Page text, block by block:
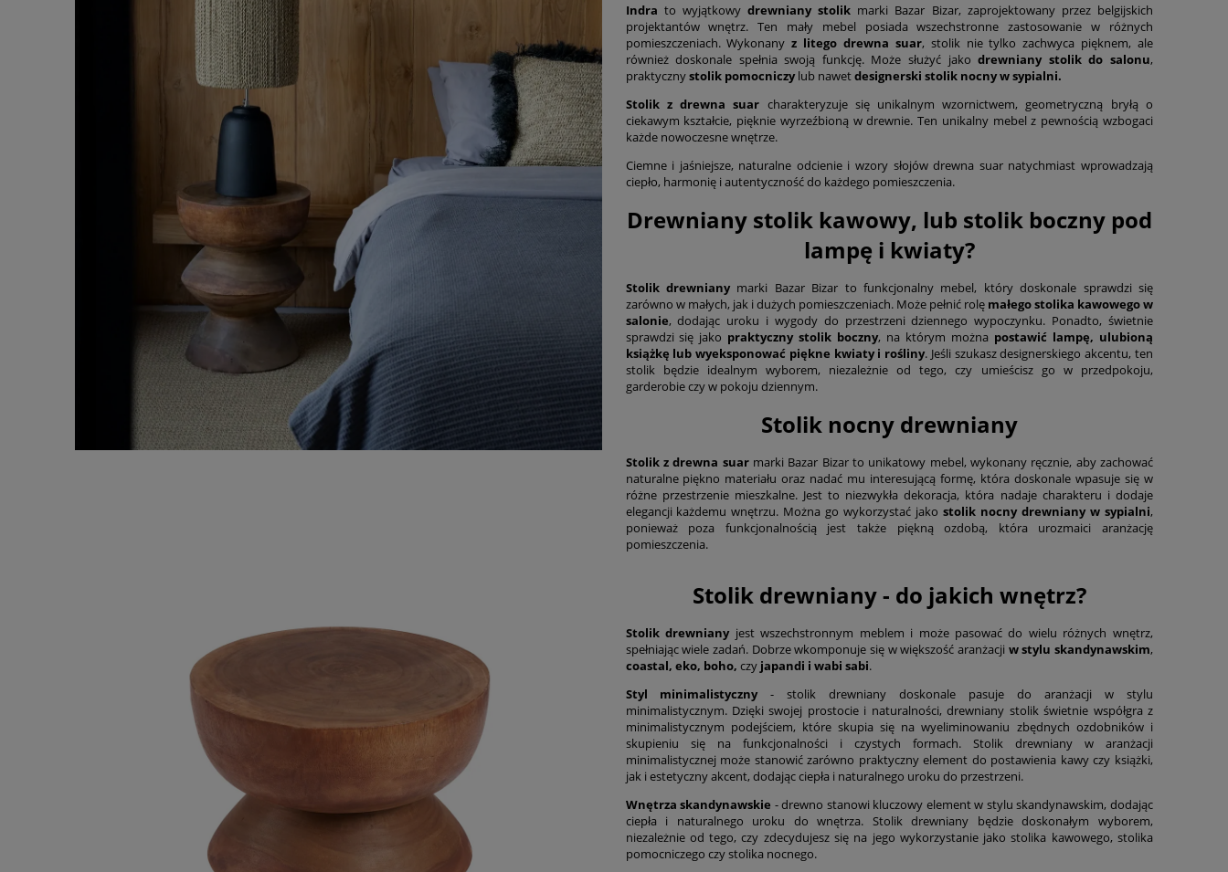
Indra to wyjątkowy drewniany stolik marki Bazar Bizar, zaprojektowany przez belgijskich
projektantów wnętrz. Ten mały mebel posiada wszechstronne zastosowanie w różnych
pomieszczeniach. Wykonanyz litego drewna suar, stolik nie tylko zachwyca pięknem, ale
również doskonale spełnia swoją funkcję. Może służyć jakodrewniany stolik do salonu,
praktycznystolik pomocniczylub nawetdesignerski stolik nocny w sypialni.
Stolik z drewna suar charakteryzuje się unikalnym wzornictwem, geometryczną bryłą o
ciekawym kształcie, pięknie wyrzeźbioną w drewnie. Ten unikalny mebel z pewnością wzbogaci
każde nowoczesne wnętrze.
Ciemne i jaśniejsze, naturalne odcienie i wzory słojów drewna suar natychmiast wprowadzają
ciepło, harmonię i autentyczność do każdego pomieszczenia.
Drewniany stolik kawowy, lub stolik boczny pod
lampę i kwiaty?
Stolik drewnianymarki Bazar Bizar to funkcjonalny mebel, który doskonale sprawdzi się
zarówno w małych, jak i dużych pomieszczeniach. Może pełnić rolę małego stolika kawowego w
salonie, dodając uroku i wygody do przestrzeni dziennego wypoczynku. Ponadto, świetnie
sprawdzi się jako praktyczny stolik boczny, na którym można postawić lampę, ulubioną
książkę lub wyeksponować piękne kwiaty i rośliny. Jeśli szukasz designerskiego akcentu, ten
stolik będzie idealnym wyborem, niezależnie od tego, czy umieścisz go w przedpokoju,
garderobie czy w pokoju dziennym.
Stolik nocny drewniany
Stolik z drewna suarmarki Bazar Bizar to unikatowy mebel, wykonany ręcznie, aby zachować
naturalne piękno materiału oraz nadać mu interesującą formę, która doskonale wpasuje się w
różne przestrzenie mieszkalne. Jest to niezwykła dekoracja, która nadaje charakteru i dodaje
elegancji każdemu wnętrzu. Można go wykorzystać jakostolik nocny drewniany w sypialni,
ponieważ poza funkcjonalnością jest także piękną ozdobą, która urozmaici aranżację
pomieszczenia.
Stolik drewniany - do jakich wnętrz?
Stolik drewnianyjest wszechstronnym meblem i może pasować do wielu różnych wnętrz,
spełniając wiele zadań. Dobrze wkomponuje się w większość aranżacji w stylu skandynawskim,
coastal, eko, boho, czyjapandi i wabi sabi.
Styl minimalistyczny- stolik drewniany doskonale pasuje do aranżacji w stylu
minimalistycznym. Dzięki swojej prostocie i naturalności, drewniany stolik świetnie współgra z
minimalistycznym podejściem, które skupia się na wyeliminowaniu zbędnych ozdobników i
skupieniu się na funkcjonalności i czystych formach. Stolik drewniany w aranżacji
minimalistycznej może stanowić zarówno praktyczny element do postawienia kawy czy książki,
jak i estetyczny akcent, dodając ciepła i naturalnego uroku do przestrzeni.
Wnętrza skandynawskie - drewno stanowi kluczowy element w stylu skandynawskim, dodając
ciepła i naturalnego uroku do wnętrza. Stolik drewniany będzie doskonałym wyborem,
niezależnie od tego, czy zdecydujesz się na jego wykorzystanie jako stolika kawowego, stolika
pomocniczego czy stolika nocnego.